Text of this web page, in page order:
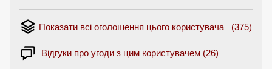
Показати всі оголошення цього користувача (375)
Відгуки про угоди з цим користувачем (26)